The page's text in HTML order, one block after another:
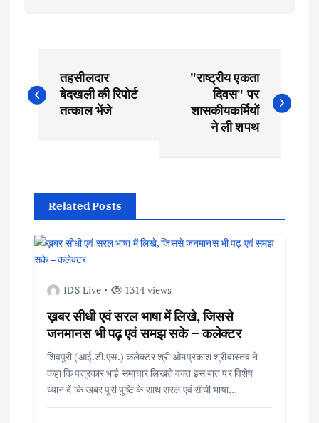
o
n
a
v
तहसीलदार
बेदखली की रिपोर्ट
तत्काल भेंजे
"राष्ट्रीय एकता
दिवस" पर
शासकीयकर्मियों
ने ली शपथ
Related Posts
IDS Live 1314 views
ख़बर सीधी एवं सरल भाषा में लिखे, जिससे
जनमानस भी पढ़ एवं समझ सके – कलेक्टर
शिवपुरी (आई.डी.एस.) कलेक्टर श्री ओमप्रकाश श्रीवास्तव ने
कहा कि पत्रकार भाई समाचार लिखते वक्त इस बात पर विशेष
ध्यान दें कि खबर पूरी पुष्टि के साथ सरल एवं सीधी भाषा…